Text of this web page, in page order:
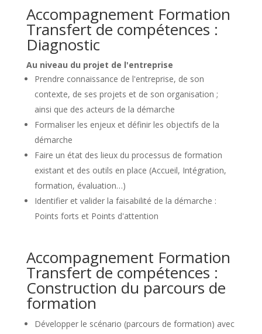
Accompagnement Formation
Transfert de compétences :
Diagnostic
Au niveau du projet de l'entreprise
Prendre connaissance de l'entreprise, de son
contexte, de ses projets et de son organisation ;
ainsi que des acteurs de la démarche
Formaliser les enjeux et définir les objectifs de la
démarche
Faire un état des lieux du processus de formation
existant et des outils en place (Accueil, Intégration,
formation, évaluation…)
Identifier et valider la faisabilité de la démarche :
Points forts et Points d'attention
Accompagnement Formation
Transfert de compétences :
Construction du parcours de
formation
Développer le scénario (parcours de formation) avec